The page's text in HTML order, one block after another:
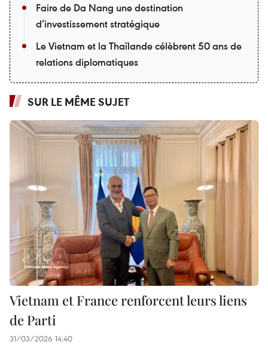
Faire de Da Nang une destination
d’investissement stratégique
Le Vietnam et la Thaïlande célèbrent 50 ans de
relations diplomatiques
SUR LE MÊME SUJET
Vietnam et France renforcent leurs liens
de Parti
31/03/2026 14:40